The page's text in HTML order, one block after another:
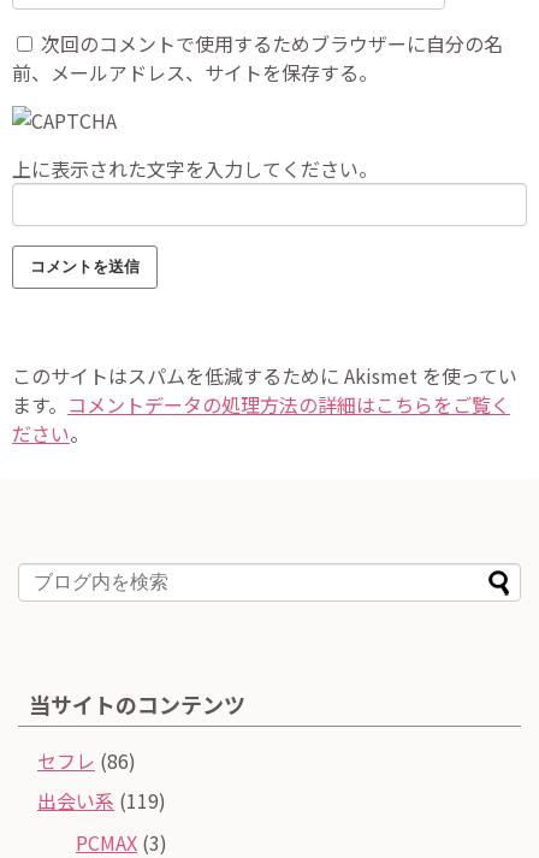
次回のコメントで使用するためブラウザーに自分の名
前、メールアドレス、サイトを保存する。
上に表示された文字を入力してください。
このサイトはスパムを低減するために Akismet を使ってい
ます。 コメントデータの処理方法の詳細はこちらをご覧く
ださい。
当サイトのコンテンツ
セフレ (86)
出会い系 (119)
PCMAX (3)